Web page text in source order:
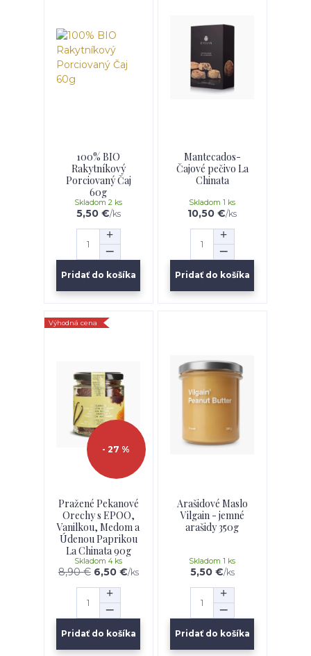
100% BIO
Rakytníkový
Porciovaný Čaj
60g
5,50 €/ks
Skladom 2 ks
Pridať do košíka
Mantecados-
Čajové pečivo La
Chinata
10,50 €/ks
Skladom 1 ks
Pridať do košíka
Výhodná cena
- 27 %
Pražené Pekanové
Orechy s EPOO,
Vanilkou, Medom a
Údenou Paprikou
La Chinata 90g
8,90 € 6,50 €/ks
Skladom 4 ks
Pridať do košíka
Arašidové Maslo
Vilgain - jemné
arašidy 350g
5,50 €/ks
Skladom 1 ks
Pridať do košíka